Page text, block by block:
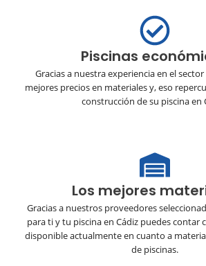
Piscinas
Gracias a nuestra experiencia en el
mejores precios en materiales y, eso
construcción de su piscina en
Los mejores
Gracias a nuestros proveedores
para ti y tu piscina en Cádiz puedes contar
disponible actualmente en cuanto a
de piscinas.